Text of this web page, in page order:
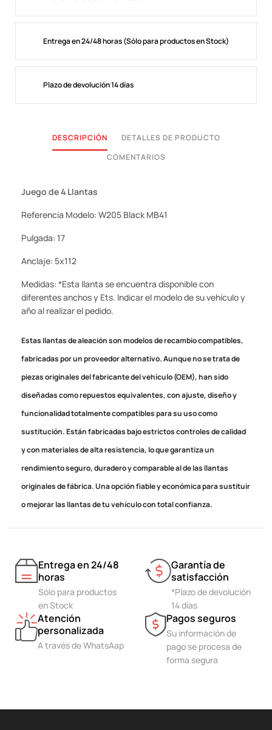
Entrega en 24/48 horas (Sólo para productos en Stock)
Plazo de devolución 14 días
DESCRIPCIÓN
DETALLES DE PRODUCTO
COMENTARIOS
Juego de 4 Llantas
Referencia Modelo: W205 Black MB41
Pulgada: 17
Anclaje: 5x112
Medidas: *Esta llanta se encuentra disponible con
diferentes anchos y Ets. Indicar el modelo de su vehículo y
año al realizar el pedido.
Estas llantas de aleación son modelos de recambio compatibles,
fabricadas por un proveedor alternativo. Aunque no se trata de
piezas originales del fabricante del vehículo (OEM), han sido
diseñadas como repuestos equivalentes, con ajuste, diseño y
funcionalidad totalmente compatibles para su uso como
sustitución. Están fabricadas bajo estrictos controles de calidad
y con materiales de alta resistencia, lo que garantiza un
rendimiento seguro, duradero y comparable al de las llantas
originales de fábrica. Una opción fiable y económica para sustituir
o mejorar las llantas de tu vehículo con total confianza.
Entrega en 24/48
horas
Sólo para productos
en Stock
Garantía de
satisfacción
*Plazo de devolución
14 días
Atención
personalizada
A través de WhatsAap
Pagos seguros
Su información de
pago se procesa de
forma segura